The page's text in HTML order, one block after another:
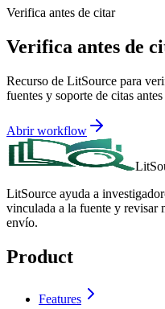
Verifica antes de citar
Verifica antes de
Recurso de LitSource para
fuentes y soporte de citas
Abrir workflow
LitSource ayuda a
vinculada a la fuente y revisar
envío.
Product
Features